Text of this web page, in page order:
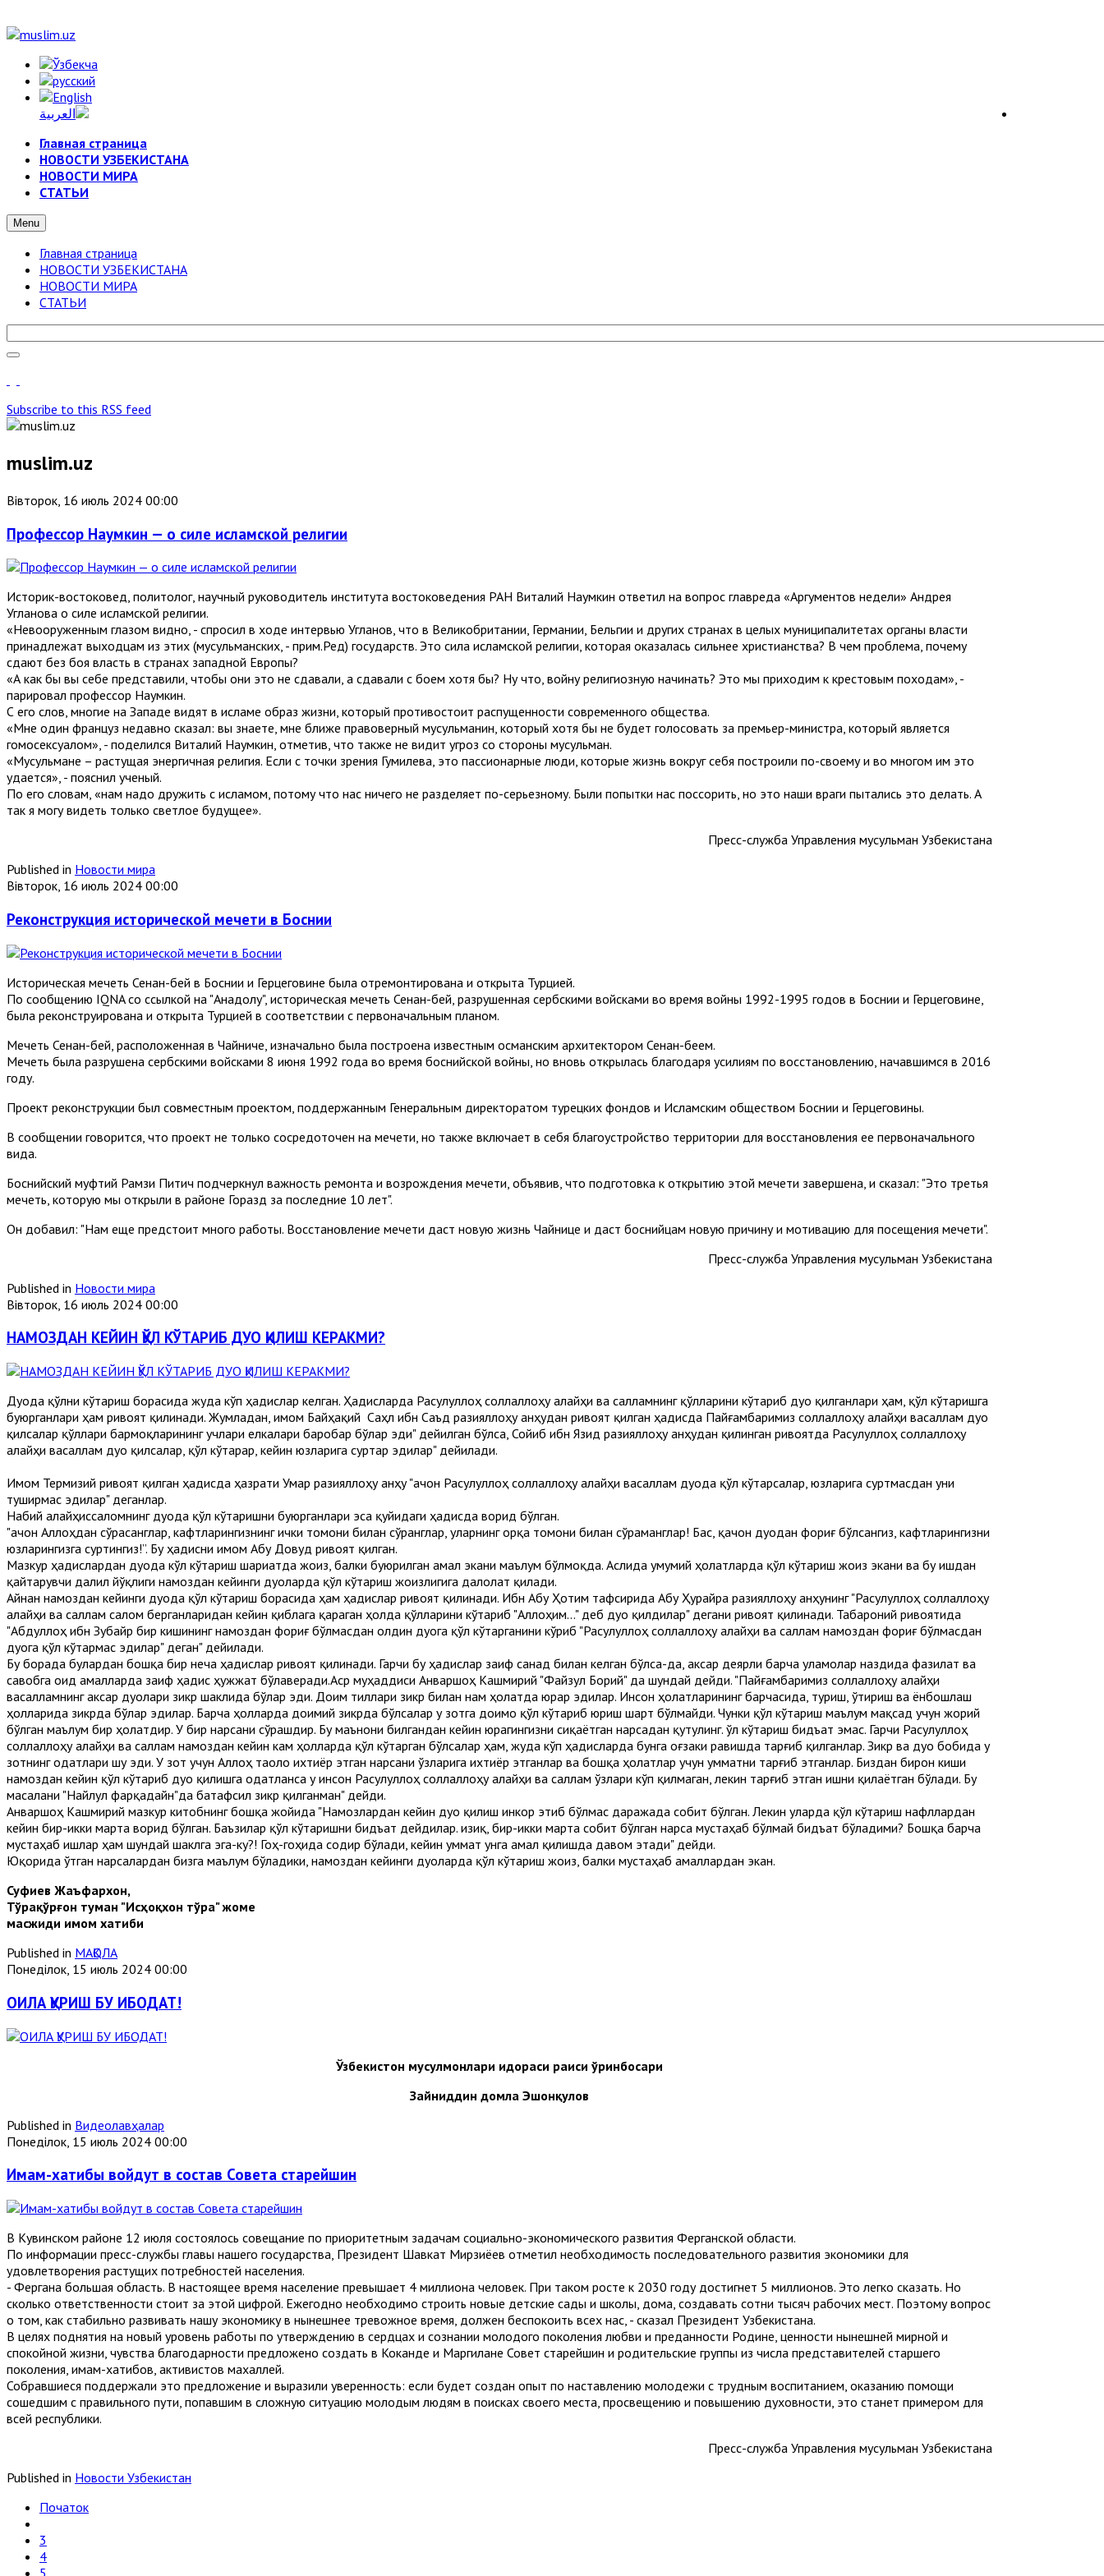
Главная страница
НОВОСТИ УЗБЕКИСТАНА
НОВОСТИ МИРА
СТАТЬИ
Menu
Главная страница
НОВОСТИ УЗБЕКИСТАНА
НОВОСТИ МИРА
СТАТЬИ
Subscribe to this RSS feed
muslim.uz
Вівторок, 16 июль 2024 00:00
Профессор Наумкин — о силе исламской религии
Историк-востоковед, политолог, научный руководитель института востоковедения РАН Виталий Наумкин ответил на вопрос главреда «Аргументов недели» Андрея
Угланова о силе исламской религии.
«Невооруженным глазом видно, - спросил в ходе интервью Угланов, что в Великобритании, Германии, Бельгии и других странах в целых муниципалитетах органы власти
принадлежат выходцам из этих (мусульманских, - прим.Ред) государств. Это сила исламской религии, которая оказалась сильнее христианства? В чем проблема, почему
сдают без боя власть в странах западной Европы?
«А как бы вы себе представили, чтобы они это не сдавали, а сдавали с боем хотя бы? Ну что, войну религиозную начинать? Это мы приходим к крестовым походам», -
парировал профессор Наумкин.
С его слов, многие на Западе видят в исламе образ жизни, который противостоит распущенности современного общества.
«Мне один француз недавно сказал: вы знаете, мне ближе правоверный мусульманин, который хотя бы не будет голосовать за премьер-министра, который является
гомосексуалом», - поделился Виталий Наумкин, отметив, что также не видит угроз со стороны мусульман.
«Мусульмане – растущая энергичная религия. Если с точки зрения Гумилева, это пассионарные люди, которые жизнь вокруг себя построили по-своему и во многом им это
удается», - пояснил ученый.
По его словам, «нам надо дружить с исламом, потому что нас ничего не разделяет по-серьезному. Были попытки нас поссорить, но это наши враги пытались это делать. А
так я могу видеть только светлое будущее».
Пресс-служба Управления мусульман Узбекистана
Published in Новости мира
Вівторок, 16 июль 2024 00:00
Реконструкция исторической мечети в Боснии
Историческая мечеть Сенан-бей в Боснии и Герцеговине была отремонтирована и открыта Турцией.
По сообщению IQNA со ссылкой на "Анадолу", историческая мечеть Сенан-бей, разрушенная сербскими войсками во время войны 1992-1995 годов в Боснии и Герцеговине,
была реконструирована и открыта Турцией в соответствии с первоначальным планом.
Мечеть Сенан-бей, расположенная в Чайниче, изначально была построена известным османским архитектором Сенан-беем.
Мечеть была разрушена сербскими войсками 8 июня 1992 года во время боснийской войны, но вновь открылась благодаря усилиям по восстановлению, начавшимся в 2016
году.
Проект реконструкции был совместным проектом, поддержанным Генеральным директоратом турецких фондов и Исламским обществом Боснии и Герцеговины.
В сообщении говорится, что проект не только сосредоточен на мечети, но также включает в себя благоустройство территории для восстановления ее первоначального
вида.
Боснийский муфтий Рамзи Питич подчеркнул важность ремонта и возрождения мечети, объявив, что подготовка к открытию этой мечети завершена, и сказал: "Это третья
мечеть, которую мы открыли в районе Горазд за последние 10 лет".
Он добавил: "Нам еще предстоит много работы. Восстановление мечети даст новую жизнь Чайнице и даст боснийцам новую причину и мотивацию для посещения мечети".
Пресс-служба Управления мусульман Узбекистана
Published in Новости мира
Вівторок, 16 июль 2024 00:00
НАМОЗДАН КЕЙИН ҚЎЛ КЎТАРИБ ДУО ҚИЛИШ КЕРАКМИ?
Дуода қўлни кўтариш борасида жуда кўп ҳадислар келган. Ҳадисларда Расулуллоҳ соллаллоҳу алайҳи ва салламнинг қўлларини кўтариб дуо қилганлари ҳам, қўл кўтаришга
буюрганлари ҳам ривоят қилинади. Жумладан, имом Байҳақий Саҳл ибн Саъд разияллоҳу анҳудан ривоят қилган ҳадисда Пайғамбаримиз соллаллоҳу алайҳи васаллам дуо
қилсалар қўллари бармоқларининг учлари елкалари баробар бўлар эди" дейилган бўлса, Сойиб ибн Язид разияллоҳу анҳудан қилинган ривоятда Расулуллоҳ соллаллоҳу
алайҳи васаллам дуо қилсалар, қўл кўтарар, кейин юзларига суртар эдилар" дейилади.
Имом Термизий ривоят қилган ҳадисда ҳазрати Умар разияллоҳу анҳу "Қачон Расулуллоҳ соллаллоҳу алайҳи васаллам дуода қўл кўтарсалар, юзларига суртмасдан уни
туширмас эдилар" деганлар.
Набий алайҳиссаломнинг дуода қўл кўтаришни буюрганлари эса қуйидаги ҳадисда ворид бўлган.
"Қачон Аллоҳдан сўрасанглар, кафтларингизнинг ички томони билан сўранглар, уларнинг орқа томони билан сўраманглар! Бас, қачон дуодан фориғ бўлсангиз, кафтларингизни
юзларингизга суртингиз!”. Бу ҳадисни имом Абу Довуд ривоят қилган.
Мазкур ҳадислардан дуода кўл кўтариш шариатда жоиз, балки буюрилган амал экани маълум бўлмоқда. Аслида умумий ҳолатларда қўл кўтариш жоиз экани ва бу ишдан
қайтарувчи далил йўқлиги намоздан кейинги дуоларда қўл кўтариш жоизлигига далолат қилади.
Айнан намоздан кейинги дуода қўл кўтариш борасида ҳам ҳадислар ривоят қилинади. Ибн Абу Ҳотим тафсирида Абу Ҳурайра разияллоҳу анҳунинг "Расулуллоҳ соллаллоҳу
алайҳи ва саллам салом берганларидан кейин қиблага қараган ҳолда қўлларини кўтариб "Аллоҳим..." деб дуо қилдилар" дегани ривоят қилинади. Табароний ривоятида
"Абдуллоҳ ибн Зубайр бир кишининг намоздан фориғ бўлмасдан олдин дуога қўл кўтарганини кўриб "Расулуллоҳ соллаллоҳу алайҳи ва саллам намоздан фориғ бўлмасдан
дуога қўл кўтармас эдилар" деган" дейилади.
Бу борада булардан бошқа бир неча ҳадислар ривоят қилинади. Гарчи бу ҳадислар заиф санад билан келган бўлса-да, аксар деярли барча уламолар наздида фазилат ва
савобга оид амалларда заиф ҳадис ҳужжат бўлаверади.Аср муҳаддиси Анваршоҳ Кашмирий "Файзул Борий" да шундай дейди. "Пайғамбаримиз соллаллоҳу алайҳи
васалламнинг аксар дуолари зикр шаклида бўлар эди. Доим тиллари зикр билан нам ҳолатда юрар эдилар. Инсон ҳолатларининг барчасида, туриш, ўтириш ва ёнбошлаш
ҳолларида зикрда бўлар эдилар. Барча ҳолларда доимий зикрда бўлсалар у зотга доимо қўл кўтариб юриш шарт бўлмайди. Чунки қўл кўтариш маълум мақсад учун жорий
бўлган маълум бир ҳолатдир. У бир нарсани сўрашдир. Бу маънони билгандан кейин юрагингизни сиқаётган нарсадан қутулинг. Қўл кўтариш бидъат эмас. Гарчи Расулуллоҳ
соллаллоҳу алайҳи ва саллам намоздан кейин кам ҳолларда қўл кўтарган бўлсалар ҳам, жуда кўп ҳадисларда бунга оғзаки равишда тарғиб қилганлар. Зикр ва дуо бобида у
зотнинг одатлари шу эди. У зот учун Аллоҳ таоло ихтиёр этган нарсани ўзларига ихтиёр этганлар ва бошқа ҳолатлар учун умматни тарғиб этганлар. Биздан бирон киши
намоздан кейин қўл кўтариб дуо қилишга одатланса у инсон Расулуллоҳ соллаллоҳу алайҳи ва саллам ўзлари кўп қилмаган, лекин тарғиб этган ишни қилаётган бўлади. Бу
масалани "Найлул фарқадайн"да батафсил зикр қилганман" дейди.
Анваршоҳ Кашмирий мазкур китобнинг бошқа жойида "Намозлардан кейин дуо қилиш инкор этиб бўлмас даражада собит бўлган. Лекин уларда қўл кўтариш нафллардан
кейин бир-икки марта ворид бўлган. Баъзилар қўл кўтаришни бидъат дейдилар. Қизиқ, бир-икки марта собит бўлган нарса мустаҳаб бўлмай бидъат бўладими? Бошқа барча
мустаҳаб ишлар ҳам шундай шаклга эга-ку?! Гоҳ-гоҳида содир бўлади, кейин уммат унга амал қилишда давом этади" дейди.
Юқорида ўтган нарсалардан бизга маълум бўладики, намоздан кейинги дуоларда қўл кўтариш жоиз, балки мустаҳаб амаллардан экан.
Суфиев Жаъфархон,
Тўрақўрғон туман "Исҳоқхон тўра" жоме
масжиди имом хатиби
Published in МАҚОЛА
Понеділок, 15 июль 2024 00:00
ОИЛА ҚУРИШ БУ ИБОДАТ!
Ўзбекистон мусулмонлари идораси раиси ўринбосари
Зайниддин домла Эшонқулов
Published in Видеолавҳалар
Понеділок, 15 июль 2024 00:00
Имам-хатибы войдут в состав Совета старейшин
В Кувинском районе 12 июля состоялось совещание по приоритетным задачам социально-экономического развития Ферганской области.
По информации пресс-службы главы нашего государства, Президент Шавкат Мирзиёев отметил необходимость последовательного развития экономики для
удовлетворения растущих потребностей населения.
- Фергана большая область. В настоящее время население превышает 4 миллиона человек. При таком росте к 2030 году достигнет 5 миллионов. Это легко сказать. Но
сколько ответственности стоит за этой цифрой. Ежегодно необходимо строить новые детские сады и школы, дома, создавать сотни тысяч рабочих мест. Поэтому вопрос
о том, как стабильно развивать нашу экономику в нынешнее тревожное время, должен беспокоить всех нас, - сказал Президент Узбекистана.
В целях поднятия на новый уровень работы по утверждению в сердцах и сознании молодого поколения любви и преданности Родине, ценности нынешней мирной и
спокойной жизни, чувства благодарности предложено создать в Коканде и Маргилане Совет старейшин и родительские группы из числа представителей старшего
поколения, имам-хатибов, активистов махаллей.
Собравшиеся поддержали это предложение и выразили уверенность: если будет создан опыт по наставлению молодежи с трудным воспитанием, оказанию помощи
сошедшим с правильного пути, попавшим в сложную ситуацию молодым людям в поисках своего места, просвещению и повышению духовности, это станет примером для
всей республики.
Пресс-служба Управления мусульман Узбекистана
Published in Новости Узбекистан
Початок
3
4
5